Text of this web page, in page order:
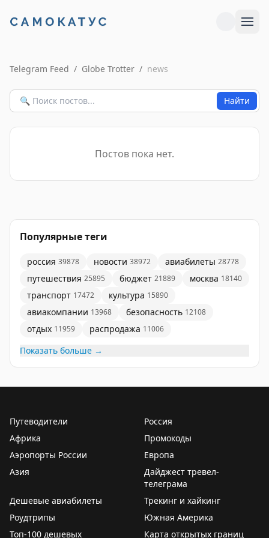
Telegram Feed / Globe Trotter / news
Найти
Постов пока нет.
Популярные теги
россия 39878 новости 38972 авиабилеты 28778
путешествия 25895 бюджет 21889 москва 18140
транспорт 17472 культура 15890
авиакомпании 13968 безопасность 12108
отдых 11959 распродажа 11006
Показать больше →
Путеводители
Россия
Африка
Промокоды
Аэропорты России
Европа
Азия
Дайджест тревел-
телеграма
Дешевые авиабилеты
Трекинг и хайкинг
Роудтрипы
Южная Америка
Топ-100 дешевых
Карта открытых границ